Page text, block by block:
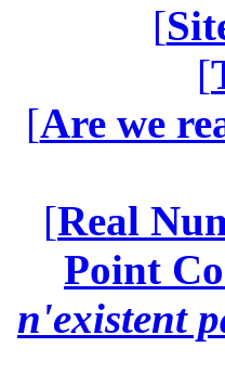
[
[
[Are we
[Real
Point
n'existent